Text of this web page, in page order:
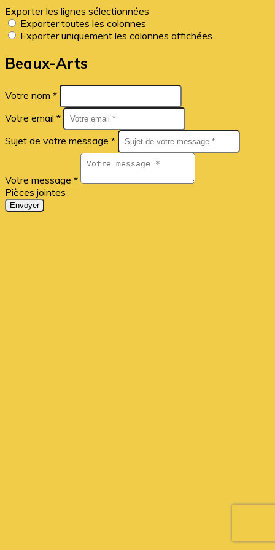
Exporter les lignes sélectionnées
Exporter toutes les colonnes
Exporter uniquement les colonnes affichées
Beaux-Arts
Votre nom *
Votre email *
Sujet de votre message *
Votre message *
Pièces jointes
Envoyer